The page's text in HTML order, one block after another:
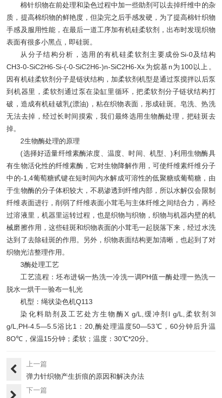
棉针织物在前处理和染色过程中加一些助剂可以去掉纤维中的杂
质，提高棉织物的鲜艳度，但染完之后手感发硬，为了提高棉针织物
手感及服用性能，在最后一道工序加有机硅柔软剂，出布时发现织物
表面有很多小黑点，即硅斑。
从分子结构分析，选用的有机硅柔软剂主要成份Si-0及结构
CH3-0-SiC2H6-Si-(-0-SiC2H6-)n-SiC2H6-Xx为烷基n为100以上。
因有机硅柔软剂分子是链状结构，加柔软剂机型是通过泵搅拌以后泵
到机器里，柔软剂通过泵在染缸里循环，把柔软剂分子链状结构打
破，造成有机硅破乳(漂油)，粘在织物表面，形成硅斑。皂洗、热洗
无法去掉，经过长时间摸索，我们最终选用生物酶处理，把硅斑去
掉。
2生物酶处理的原理
(选择好适量纤维素酶浓度、温度、时间、机型、)利用生物酶具
有生物活化性的纤维素酶，它对生物降解作用，可使纤维素纤维分子
中的-1,4葡萄糖甙键在短时间内水解成可溶性的低聚糖或葡萄糖，由
于生物酶的分子体积较大，不易渗透到纤维内部，所以水解仅会限制
纤维表面进行，削弱了纤维表面小茸毛与主体纤维之间结合力，再经
过溶液里，机器里运转过程，也是织物与织物，织物与机器内壁的机
械磨擦作用，这些硅斑和织物表面的小茸毛一起脱落下来，经过水洗
达到了去除硅斑的作用。另外，织物表面结构更加清晰，也起到了对
织物光洁整理作用。
3酶处理工艺
工艺流程：坯布进锅一热洗一冷洗一调PH值一酶处理一热洗一
脱水一烘干一验布一轧光
机型：绳状染色机Q113
染化料助剂及工艺处方生物酶X g/L,缓冲剂l g/L,柔软剂3l
g/L,PH-4.5—5.5浴比1：20,酶处理温度50—53℃，60分钟后升温
8O℃，保温15分钟；柔软；温度：30℃*20分。
上一篇
弹力针织物产生折痕的原因和解决办法
下一篇